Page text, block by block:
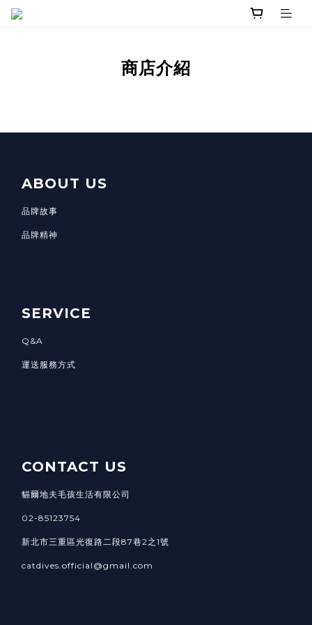
商店介紹
ABOUT US
品牌故事
品牌精神
SERVICE
Q&A
運送服務方式
CONTACT US
貓爾地夫毛孩生活有限公司
02-85123754
新北市三重區光復路二段87巷2之1號
catdives.official@gmail.com